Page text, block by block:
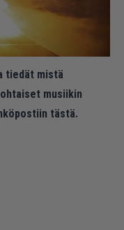
tiedät mistä
musiikin
tästä.